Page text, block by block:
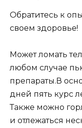
Обратитесь к
своем здоровье!
Может ломать
любом случае
препараты.В
дней пять курс
Также можно
и отлежаться